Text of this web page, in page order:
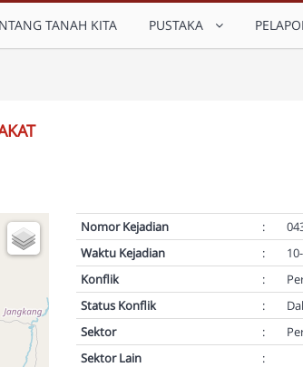
TANAH KITA PUSTAKA
Nomor Kejadian :
Waktu Kejadian
:
Konflik
:
Status Konflik
:
Sektor
:
Sektor Lain
: